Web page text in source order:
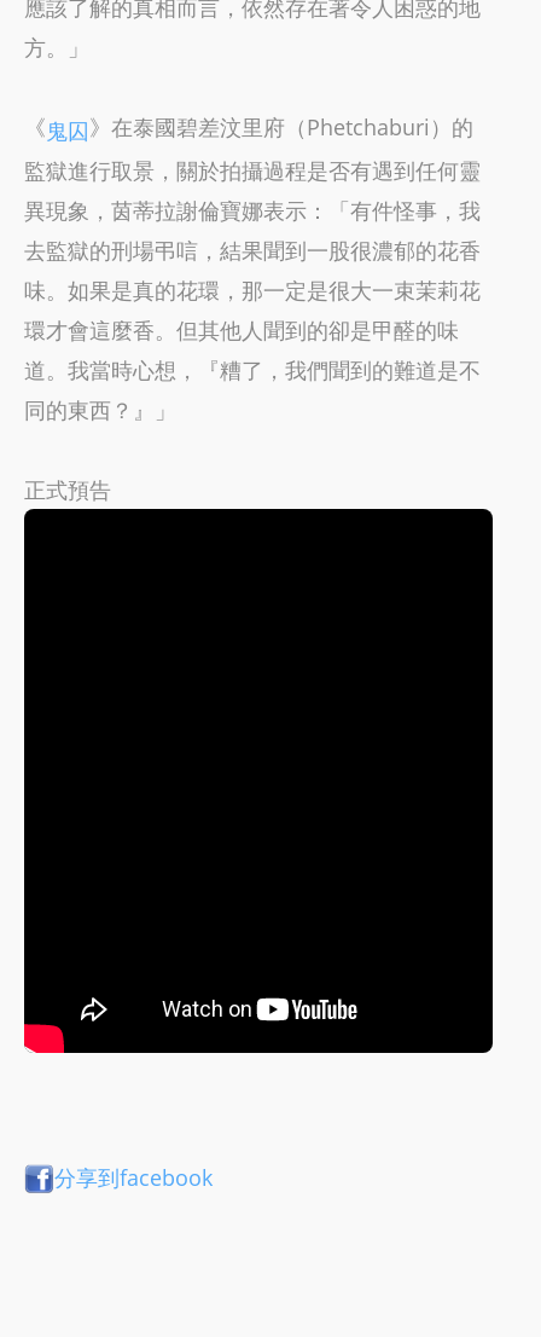
應該了解的真相而言，依然存在著令人困惑的地
方。」
《鬼囚》在泰國碧差汶里府（Phetchaburi）的
監獄進行取景，關於拍攝過程是否有遇到任何靈
異現象，茵蒂拉謝倫寶娜表示：「有件怪事，我
去監獄的刑場弔唁，結果聞到一股很濃郁的花香
味。如果是真的花環，那一定是很大一束茉莉花
環才會這麼香。但其他人聞到的卻是甲醛的味
道。我當時心想，『糟了，我們聞到的難道是不
同的東西？』」
正式預告
分享到facebook